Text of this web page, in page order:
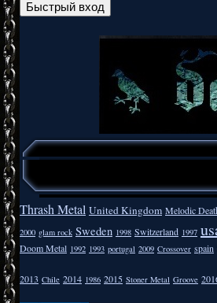
Thrash Metal United Kingdom Melodic
2000 glam rock Sweden 1998 Switzerland 1997
Doom Metal 1992 1993 portugal 2009 Crossover spain
2013 Chile 2014 1986 2015 Stoner Metal Groove